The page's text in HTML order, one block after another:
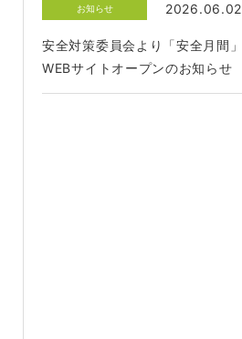
お知らせ 2026.06.02
安全対策委員会より「安全月間」
WEBサイトオープンのお知らせ